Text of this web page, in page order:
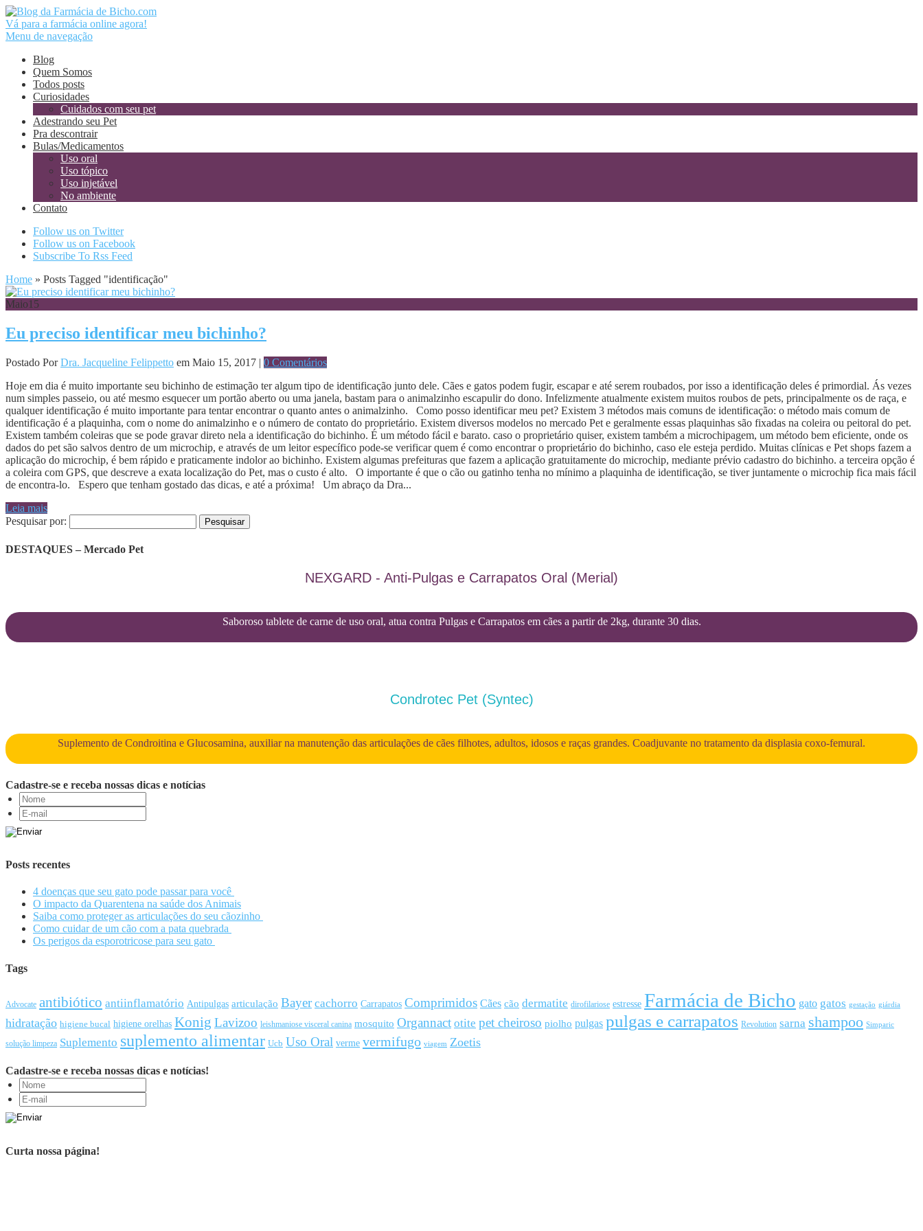
Vá para a farmácia online agora!
Menu de navegação
Blog
Quem Somos
Todos posts
Curiosidades
Cuidados com seu pet
Adestrando seu Pet
Pra descontrair
Bulas/Medicamentos
Uso oral
Uso tópico
Uso injetável
No ambiente
Contato
Follow us on Twitter
Follow us on Facebook
Subscribe To Rss Feed
Home » Posts Tagged "identificação"
Maio15
Eu preciso identificar meu bichinho?
Postado PorDra. Jacqueline Felippetto em Maio 15, 2017 | 0 Comentários
Hoje em dia é muito importante seu bichinho de estimação ter algum tipo de identificação junto dele. Cães e gatos podem fugir, escapar e até serem roubados, por isso a identificação deles é primordial. Ás vezes
num simples passeio, ou até mesmo esquecer um portão aberto ou uma janela, bastam para o animalzinho escapulir do dono. Infelizmente atualmente existem muitos roubos de pets, principalmente os de raça, e
qualquer identificação é muito importante para tentar encontrar o quanto antes o animalzinho. Como posso identificar meu pet? Existem 3 métodos mais comuns de identificação: o método mais comum de
identificação é a plaquinha, com o nome do animalzinho e o número de contato do proprietário. Existem diversos modelos no mercado Pet e geralmente essas plaquinhas são fixadas na coleira ou peitoral do pet.
Existem também coleiras que se pode gravar direto nela a identificação do bichinho. É um método fácil e barato. caso o proprietário quiser, existem também a microchipagem, um método bem eficiente, onde os
dados do pet são salvos dentro de um microchip, e através de um leitor específico pode-se verificar quem é como encontrar o proprietário do bichinho, caso ele esteja perdido. Muitas clínicas e Pet shops fazem a
aplicação do microchip, é bem rápido e praticamente indolor ao bichinho. Existem algumas prefeituras que fazem a aplicação gratuitamente do microchip, mediante prévio cadastro do bichinho. a terceira opção é
a coleira com GPS, que descreve a exata localização do Pet, mas o custo é alto. O importante é que o cão ou gatinho tenha no mínimo a plaquinha de identificação, se tiver juntamente o microchip fica mais fácil
de encontra-lo. Espero que tenham gostado das dicas, e até a próxima! Um abraço da Dra...
Leia mais
Pesquisar por:
DESTAQUES – Mercado Pet
NEXGARD - Anti-Pulgas e Carrapatos Oral (Merial)
Saboroso tablete de carne de uso oral, atua contra Pulgas e Carrapatos em cães a partir de 2kg, durante 30 dias.
Condrotec Pet (Syntec)
Suplemento de Condroitina e Glucosamina, auxiliar na manutenção das articulações de cães filhotes, adultos, idosos e raças grandes. Coadjuvante no tratamento da displasia coxo-femural.
Cadastre-se e receba nossas dicas e notícias
Posts recentes
4 doenças que seu gato pode passar para você
O impacto da Quarentena na saúde dos Animais
Saiba como proteger as articulações do seu cãozinho
Como cuidar de um cão com a pata quebrada
Os perigos da esporotricose para seu gato
Tags
Advocate antibiótico antiinflamatório Antipulgas articulação Bayer cachorro Carrapatos Comprimidos Cães cão dermatite dirofilariose estresse Farmácia de Bicho gato gatos gestação giárdia
hidratação higiene bucal higiene orelhas Konig Lavizoo leishmaniose visceral canina mosquito Organnact otite pet cheiroso piolho pulgas pulgas e carrapatos Revolution sarna shampoo Simparic
solução limpeza Suplemento suplemento alimentar Ucb Uso Oral verme vermifugo viagem Zoetis
Cadastre-se e receba nossas dicas e notícias!
Curta nossa página!